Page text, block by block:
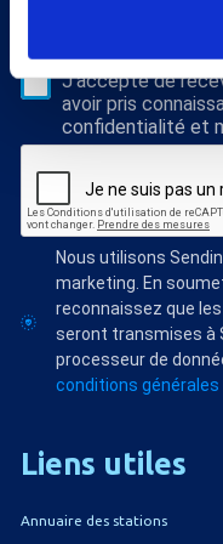
Veuillez renseigner votre
abc@xyz.com
J'accepte de
avoir pris
confidentialité et
Nous utilisons
marketing. En
reconnaissez que
seront transmises à
processeur de
conditions
Liens utiles
Annuaire des stations